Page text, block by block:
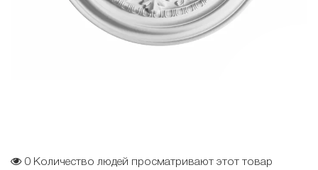
0 Количество людей просматривают этот товар